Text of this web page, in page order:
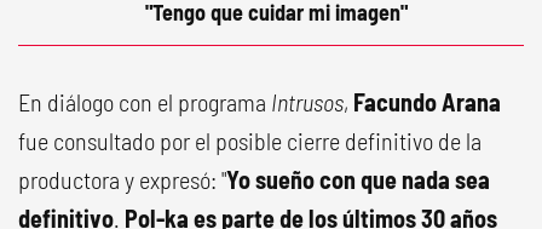
"Tengo que cuidar mi imagen"
En diálogo con el programa Intrusos, Facundo Arana
fue consultado por el posible cierre definitivo de la
productora y expresó: "Yo sueño con que nada sea
definitivo. Pol-ka es parte de los últimos 30 años